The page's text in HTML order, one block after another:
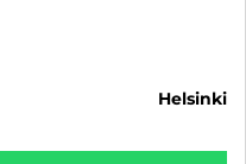
helsinki